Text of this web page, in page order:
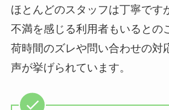
ほとんどのスタッフは丁寧です
不満を感じる利用者もいるとの
荷時間のズレや問い合わせの対
声が挙げられています。